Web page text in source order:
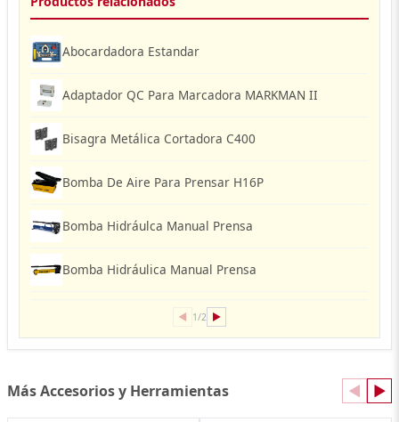
Abocardadora Estandar
Adaptador QC Para Marcadora MARKMAN II
Bisagra Metálica Cortadora C400
Bomba De Aire Para Prensar H16P
Bomba Hidráulca Manual Prensa
Bomba Hidráulica Manual Prensa
◀ 1/2 ▶
Más Accesorios y Herramientas ◀ ▶